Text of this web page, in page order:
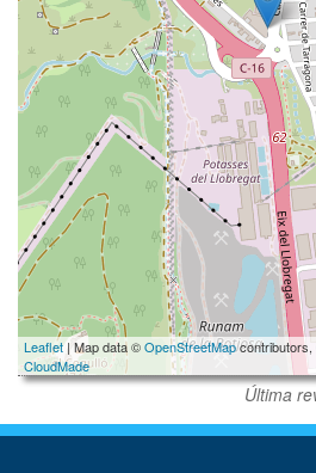
Leaflet | Map data ©OpenStreetMapcontributors,
CloudMade
Última